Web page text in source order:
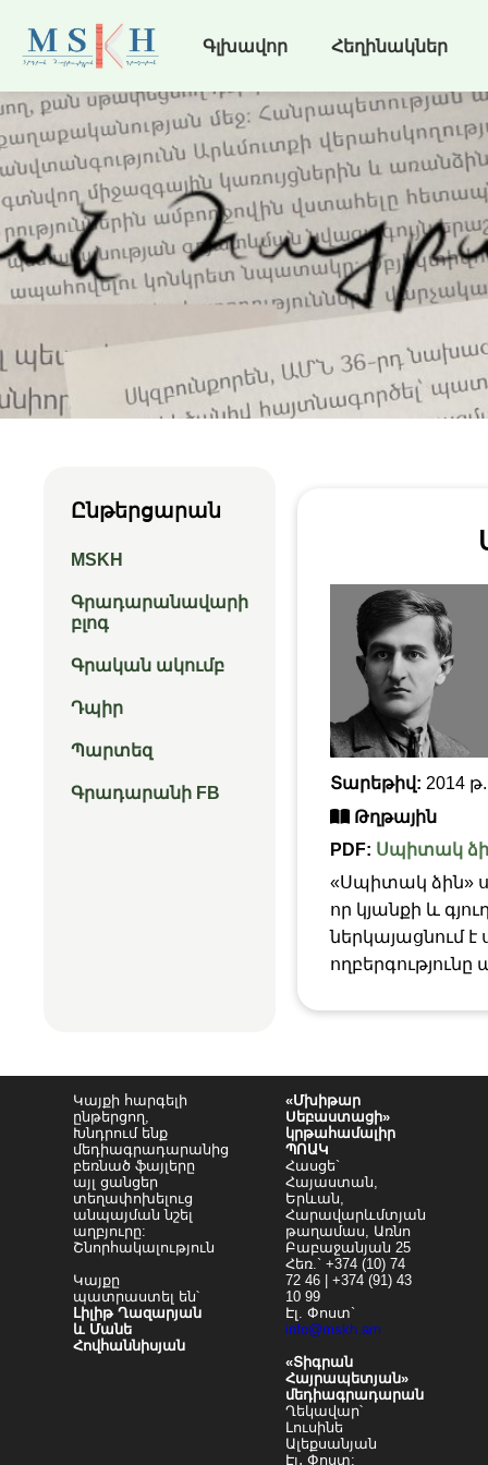
Գլխավոր Հեղինակներ
Ընթերցարան
MSKH
Գրադարանավարի
բլոգ
Գրական ակումբ
Դպիր
Պարտեզ
Գրադարանի FB
Տարեթիվ: 2014 թ.
Թղթային
PDF: Սպիտակ
«Սպիտակ ձին»
որ կյանքի և
ներկայացնում
Կայքի հարգելի
ընթերցող,
Խնդրում ենք
մեդիագրադարանից
բեռնած ֆայլերը
այլ ցանցեր
տեղափոխելուց
անպայման նշել
աղբյուրը:
Շնորհակալություն
Կայքը
պատրաստել են՝
Լիլիթ Ղազարյան
և Մանե
Հովհաննիսյան
«Մխիթար
Սեբաստացի»
կրթահամալիր
ՊՈԱԿ
Հասցե`
Հայաստան,
Երևան,
Հարավարևմտյան
թաղամաս, Առնո
Բաբաջանյան 25
Հեռ.` +374 (10) 74
72 46 | +374 (91) 43
10 99
Էլ. Փոստ`
info@mskh.am
«Տիգրան
Հայրապետյան»
մեդիագրադարան
Ղեկավար՝
Լուսինե
Ալեքսանյան
Էլ․ Փոստ: